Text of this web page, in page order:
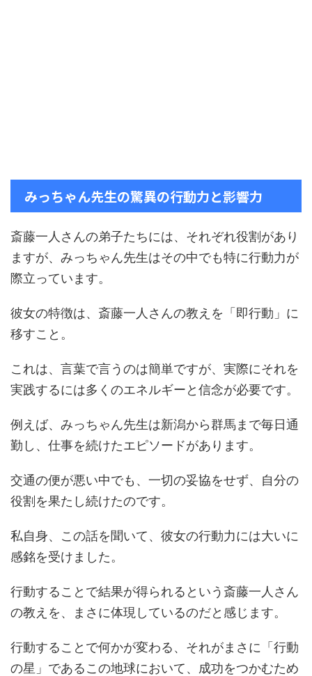
みっちゃん先生の驚異の行動力と影響力
斎藤一人さんの弟子たちには、それぞれ役割があり
ますが、みっちゃん先生はその中でも特に行動力が
際立っています。
彼女の特徴は、斎藤一人さんの教えを「即行動」に
移すこと。
これは、言葉で言うのは簡単ですが、実際にそれを
実践するには多くのエネルギーと信念が必要です。
例えば、みっちゃん先生は新潟から群馬まで毎日通
勤し、仕事を続けたエピソードがあります。
交通の便が悪い中でも、一切の妥協をせず、自分の
役割を果たし続けたのです。
私自身、この話を聞いて、彼女の行動力には大いに
感銘を受けました。
行動することで結果が得られるという斎藤一人さん
の教えを、まさに体現しているのだと感じます。
行動することで何かが変わる、それがまさに「行動
の星」であるこの地球において、成功をつかむため